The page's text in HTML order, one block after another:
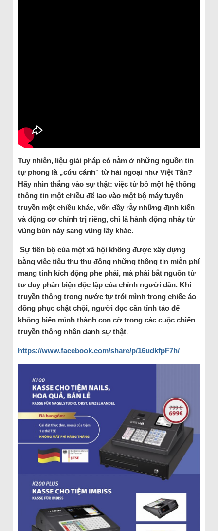
Tuy nhiên, liệu giải pháp có nằm ở những nguồn tin
tự phong là „cứu cánh“ từ hải ngoại như Việt Tân?
Hãy nhìn thẳng vào sự thật: việc từ bỏ một hệ thống
thông tin một chiều để lao vào một bộ máy tuyên
truyền một chiều khác, vốn đầy rẫy những định kiến
và động cơ chính trị riêng, chỉ là hành động nhảy từ
vũng bùn này sang vũng lầy khác.
Sự tiến bộ của một xã hội không được xây dựng
bằng việc tiêu thụ thụ động những thông tin miễn phí
mang tính kích động phe phái, mà phải bắt nguồn từ
tư duy phản biện độc lập của chính người dân. Khi
truyền thông trong nước tự trói mình trong chiếc áo
đồng phục chật chội, người đọc cần tỉnh táo để
không biến mình thành con cờ trong các cuộc chiến
truyền thông nhân danh sự thật.
https://www.facebook.com/share/p/16udkfpF7h/